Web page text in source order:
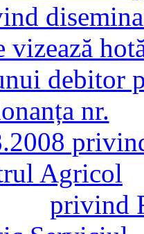
vizează
debitor
privind